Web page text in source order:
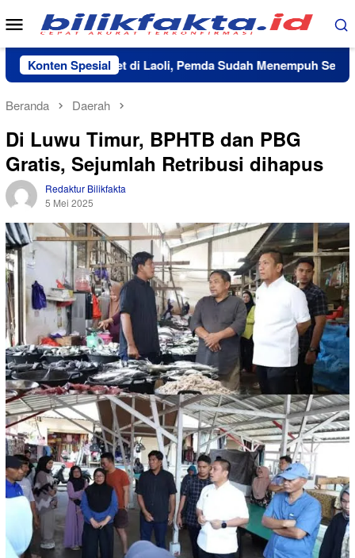
Loncat
ke
konten
Menu
Mobile
Konten Spesial
Aset di Laoli, Pemda Sudah Menempuh Seluruh Tahapan
Beranda Daerah
Di Luwu Timur, BPHTB dan PBG
Gratis, Sejumlah Retribusi dihapus
Redaktur Bilikfakta
5 Mei 2025